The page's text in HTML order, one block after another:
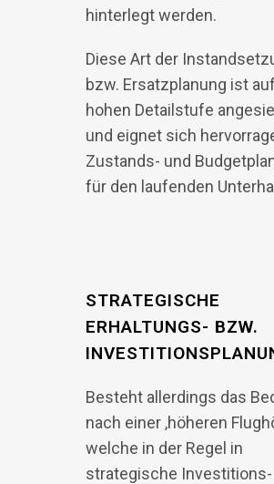
hinterlegt werden.
Diese Art der
bzw. Ersatzplanung ist
hohen Detailstufe
und eignet sich
Zustands- und
für den laufenden
STRATEGISCHE
ERHALTUNGS- BZW.
Besteht allerdings das
nach einer ‚höheren
welche in der Regel in
strategische Investitions-